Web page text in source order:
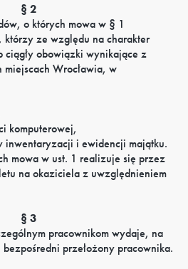
§ 2
o których mowa w § 1
którzy ze względu na charakter
ciągły obowiązki wynikające z
Wrocławia, w
komputerowej,
inwentaryzacji i ewidencji majątku.
mowa w ust. 1 realizuje się przez
na okaziciela z uwzględnieniem
§ 3
pracownikom wydaje, na
przełożony pracownika.